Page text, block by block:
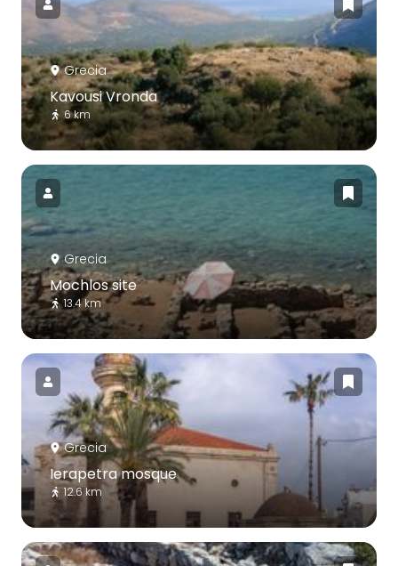
Grecia
Kavousi Vronda
6 km
Grecia
Mochlos site
13.4 km
Grecia
Ierapetra mosque
12.6 km